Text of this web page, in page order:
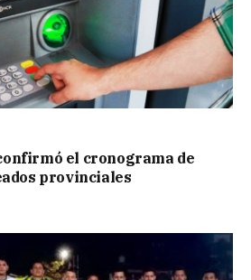
el cronograma de
provinciales